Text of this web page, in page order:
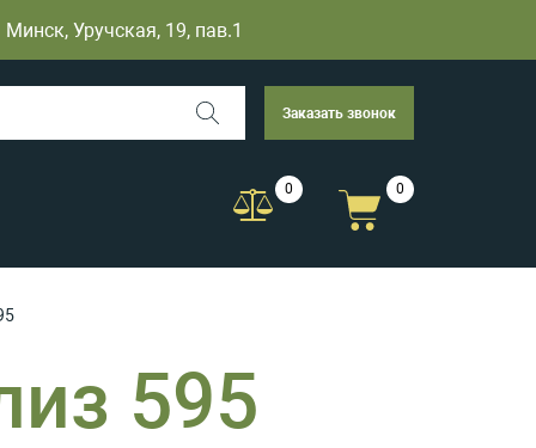
Минск, Уручская, 19, пав.1
Заказать звонок
0 0
595